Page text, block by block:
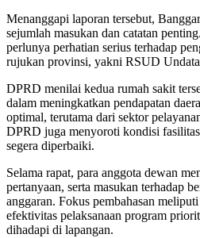
Menanggapi laporan tersebut,
sejumlah masukan dan catatan
perlunya perhatian serius terhadap
rujukan provinsi, yakni RSUD
DPRD menilai kedua rumah sakit
dalam meningkatkan pendapatan
optimal, terutama dari sektor
DPRD juga menyoroti kondisi
segera diperbaiki.
Selama rapat, para anggota dewan
pertanyaan, serta masukan terhadap
anggaran. Fokus pembahasan
efektivitas pelaksanaan program
dihadapi di lapangan.